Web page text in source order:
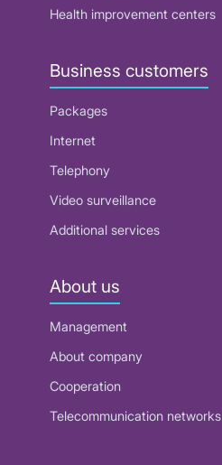
Health improvement centers
Business customers
Packages
Internet
Telephony
Video surveillance
Additional services
About us
Management
About company
Cooperation
Telecommunication networks